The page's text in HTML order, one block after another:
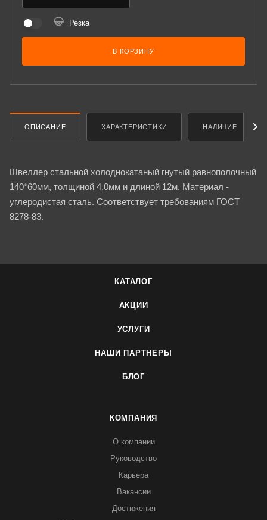
Резка
В КОРЗИНУ
ОПИСАНИЕ ХАРАКТЕРИСТИКИ НАЛИЧИЕ
Швеллер стальной холоднокатаный гнутый равнополочный
140*60мм, толщиной 4,0мм и длиной 12м. Материал -
углеродистая сталь. Соответствует требованиям ГОСТ
8278-83.
КАТАЛОГ
АКЦИИ
УСЛУГИ
НАШИ ПАРТНЕРЫ
БЛОГ
КОМПАНИЯ
О компании
Руководство
Карьера
Вакансии
Достижения